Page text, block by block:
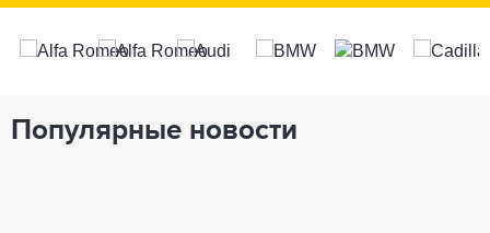
Популярные новости